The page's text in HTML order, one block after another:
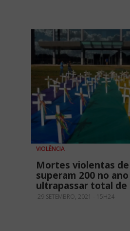
VIOLÊNCIA
Mortes violentas de
superam 200 no
ultrapassar total de
29 SETEMBRO, 2021 - 15H24